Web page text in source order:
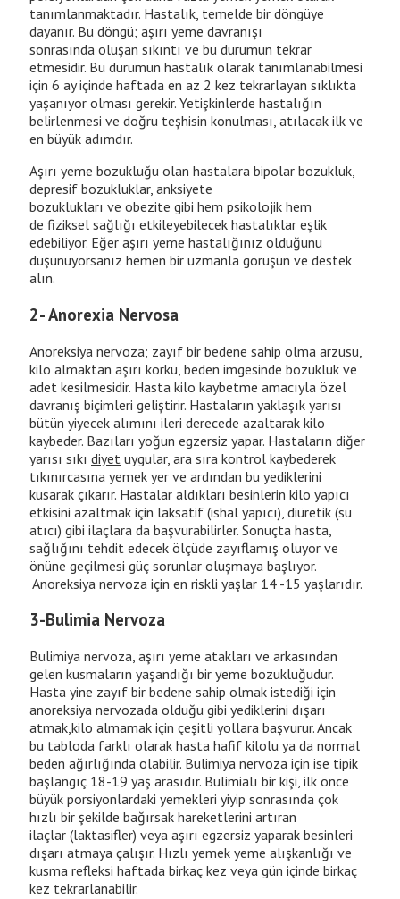
tanımlanmaktadır. Hastalık, temelde bir döngüye
dayanır. Bu döngü; aşırı yeme davranışı
sonrasında oluşan sıkıntı ve bu durumun tekrar
etmesidir. Bu durumun hastalık olarak tanımlanabilmesi
için 6 ay içinde haftada en az 2 kez tekrarlayan sıklıkta
yaşanıyor olması gerekir. Yetişkinlerde hastalığın
belirlenmesi ve doğru teşhisin konulması, atılacak ilk ve
en büyük adımdır.
Aşırı yeme bozukluğu olan hastalara bipolar bozukluk,
depresif bozukluklar, anksiyete
bozuklukları ve obezite gibi hem psikolojik hem
de fiziksel sağlığı etkileyebilecek hastalıklar eşlik
edebiliyor. Eğer aşırı yeme hastalığınız olduğunu
düşünüyorsanız hemen bir uzmanla görüşün ve destek
alın.
2- Anorexia Nervosa
Anoreksiya nervoza; zayıf bir bedene sahip olma arzusu,
kilo almaktan aşırı korku, beden imgesinde bozukluk ve
adet kesilmesidir. Hasta kilo kaybetme amacıyla özel
davranış biçimleri geliştirir. Hastaların yaklaşık yarısı
bütün yiyecek alımını ileri derecede azaltarak kilo
kaybeder. Bazıları yoğun egzersiz yapar. Hastaların diğer
yarısı sıkı diyet uygular, ara sıra kontrol kaybederek
tıkınırcasına yemek yer ve ardından bu yediklerini
kusarak çıkarır. Hastalar aldıkları besinlerin kilo yapıcı
etkisini azaltmak için laksatif (ishal yapıcı), diüretik (su
atıcı) gibi ilaçlara da başvurabilirler. Sonuçta hasta,
sağlığını tehdit edecek ölçüde zayıflamış oluyor ve
önüne geçilmesi güç sorunlar oluşmaya başlıyor.
Anoreksiya nervoza için en riskli yaşlar 14 -15 yaşlarıdır.
3-Bulimia Nervoza
Bulimiya nervoza, aşırı yeme atakları ve arkasından
gelen kusmaların yaşandığı bir yeme bozukluğudur.
Hasta yine zayıf bir bedene sahip olmak istediği için
anoreksiya nervozada olduğu gibi yediklerini dışarı
atmak,kilo almamak için çeşitli yollara başvurur. Ancak
bu tabloda farklı olarak hasta hafif kilolu ya da normal
beden ağırlığında olabilir. Bulimiya nervoza için ise tipik
başlangıç 18-19 yaş arasıdır. Bulimialı bir kişi, ilk önce
büyük porsiyonlardaki yemekleri yiyip sonrasında çok
hızlı bir şekilde bağırsak hareketlerini artıran
ilaçlar (laktasifler) veya aşırı egzersiz yaparak besinleri
dışarı atmaya çalışır. Hızlı yemek yeme alışkanlığı ve
kusma refleksi haftada birkaç kez veya gün içinde birkaç
kez tekrarlanabilir.